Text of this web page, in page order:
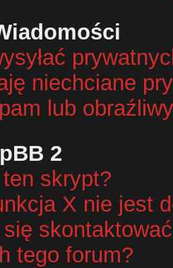
niechciane
lub
2
ten skrypt?
X nie jest
tego forum?